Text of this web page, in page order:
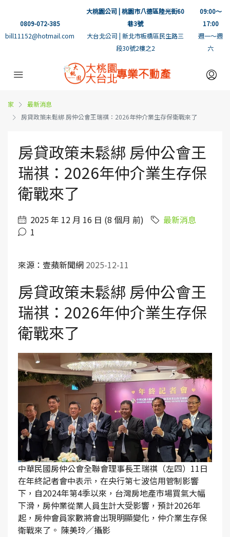
0809-072-385
bill11152@hotmail.com
大桃園公司 | 桃園市八德區陸光街60
巷3號
大台北公司 | 新北市板橋區民生路三
段30號2樓之2
09:00～
17:00
週一～週
六
家
最新消息
房貸政策未鬆綁 房仲公會王瑞祺：2026年仲介業生存保衛戰來了
房貸政策未鬆綁 房仲公會王
瑞祺：2026年仲介業生存保
衛戰來了
2025 年 12 月 16 日 (8 個月 前)
最新消息
1
來源：壹蘋新聞網 2025-12-11
房貸政策未鬆綁 房仲公會王
瑞祺：2026年仲介業生存保
衛戰來了
中華民國房仲公會全聯會理事長王瑞祺（左四）11日
在年終記者會中表示，在央行第七波信用管制影響
下，自2024年第4季以來，台灣房地產市場買氣大幅
下滑，房仲業從業人員生計大受影響，預計2026年
起，房仲會員家數將會出現明顯變化，仲介業生存保
衛戰來了。 陳美玲／攝影